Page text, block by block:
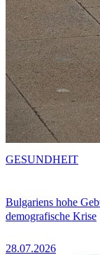
Bulgariens hohe
demografische Krise
28.07.2026
GESUNDHEIT